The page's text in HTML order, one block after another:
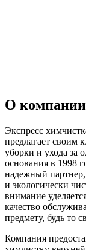
О
Экспресс
предлагает своим
уборки и ухода за
основания в 1998
надежный
и экологически
внимание
качество
предмету, будь то
Компания